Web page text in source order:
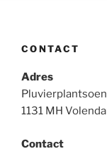
CONTACT
Adres
1131 MH
Contact